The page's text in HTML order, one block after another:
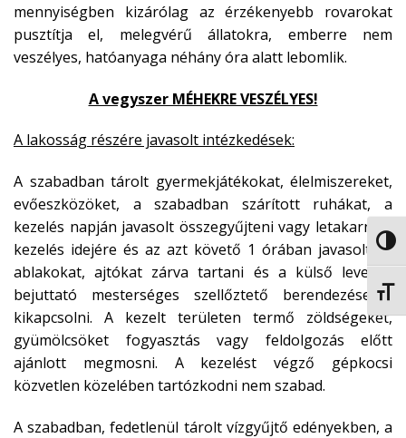
mennyiségben kizárólag az érzékenyebb rovarokat
pusztítja el, melegvérű állatokra, emberre nem
veszélyes, hatóanyaga néhány óra alatt lebomlik.
A vegyszer MÉHEKRE VESZÉLYES!
A lakosság részére javasolt intézkedések:
A szabadban tárolt gyermekjátékokat, élelmiszereket,
evőeszközöket, a szabadban szárított ruhákat, a
kezelés napján javasolt összegyűjteni vagy letakarni. A
kezelés idejére és az azt követő 1 órában javasolt az
ablakokat, ajtókat zárva tartani és a külső levegőt
bejuttató mesterséges szellőztető berendezéseket
kikapcsolni. A kezelt területen termő zöldségeket,
gyümölcsöket fogyasztás vagy feldolgozás előtt
ajánlott megmosni. A kezelést végző gépkocsi
közvetlen közelében tartózkodni nem szabad.
A szabadban, fedetlenül tárolt vízgyűjtő edényekben, a